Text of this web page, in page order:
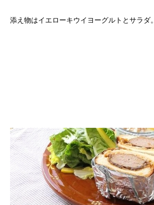
添え物はイエローキウイヨーグルトとサラダ。